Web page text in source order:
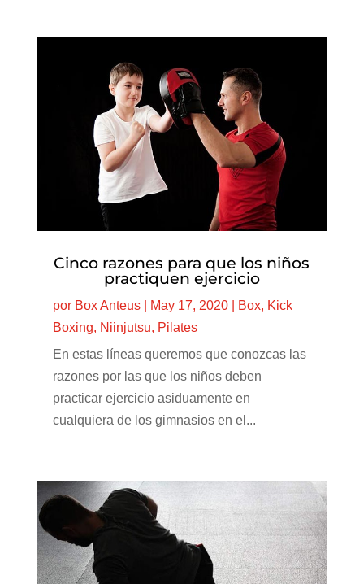
Cinco razones para que los niños
practiquen ejercicio
por Box Anteus| May 17, 2020| Box, Kick
Boxing, Niinjutsu, Pilates
En estas líneas queremos que conozcas las
razones por las que los niños deben
practicar ejercicio asiduamente en
cualquiera de los gimnasios en el...